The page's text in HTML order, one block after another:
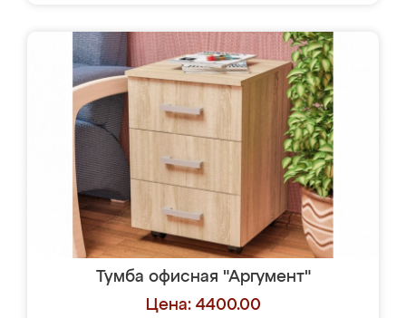
Тумба офисная "Аргумент"
Цена: 4400.00